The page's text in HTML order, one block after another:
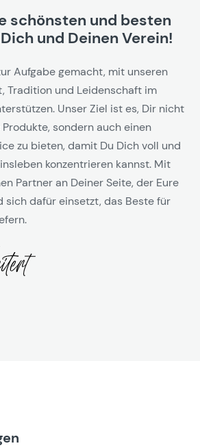
schönsten und besten
und Deinen Verein!
Aufgabe gemacht, mit unseren
Tradition und Leidenschaft im
Unser Ziel ist es, Dir nicht
sondern auch einen
zu bieten, damit Du Dich voll und
konzentrieren kannst. Mit
Partner an Deiner Seite, der Eure
sich dafür einsetzt, das Beste für